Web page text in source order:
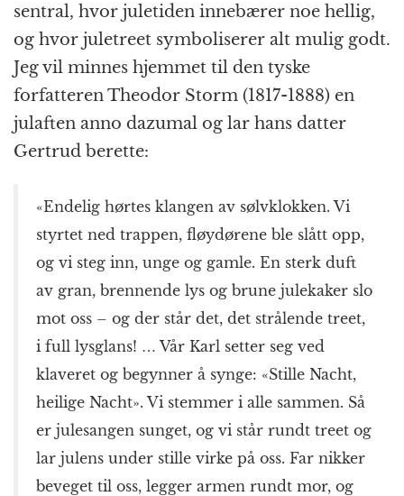
sentral, hvor juletiden innebærer noe hellig,
og hvor juletreet symboliserer alt mulig godt.
Jeg vil minnes hjemmet til den tyske
forfatteren Theodor Storm (1817-1888) en
julaften anno dazumal og lar hans datter
Gertrud berette:
«Endelig hørtes klangen av sølvklokken. Vi
styrtet ned trappen, fløydørene ble slått opp,
og vi steg inn, unge og gamle. En sterk duft
av gran, brennende lys og brune julekaker slo
mot oss – og der står det, det strålende treet,
i full lysglans! … Vår Karl setter seg ved
klaveret og begynner å synge: «Stille Nacht,
heilige Nacht». Vi stemmer i alle sammen. Så
er julesangen sunget, og vi står rundt treet og
lar julens under stille virke på oss. Far nikker
beveget til oss, legger armen rundt mor, og